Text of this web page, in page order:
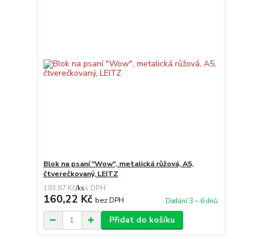
Blok na psaní "Wow", metalická růžová, A5,
čtverečkovaný, LEITZ
193,87 Kč/ks
160,22 Kč bez DPH Dodání 3 – 6 dnů
Přidat do košíku